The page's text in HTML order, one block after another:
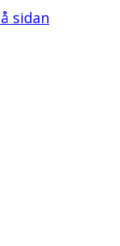
sidan